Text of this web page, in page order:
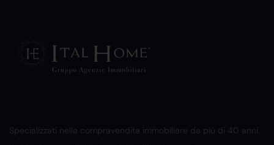
Specializzati nella compravendita immobiliare da più di 40 anni.